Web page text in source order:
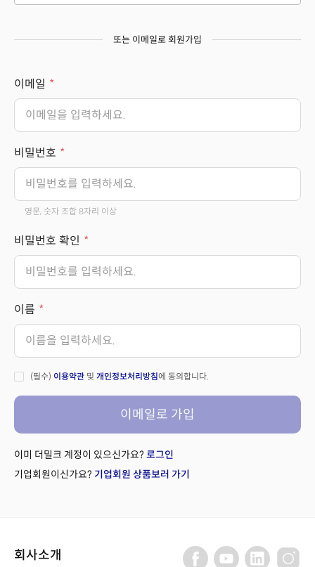
또는 이메일로 회원가입
이메일
비밀번호
영문, 숫자 조합 8자리 이상
비밀번호 확인
이름
(필수) 이용약관 및 개인정보처리방침에 동의합니다.
이메일로 가입
이미 더밀크 계정이 있으신가요? 로그인
기업회원이신가요? 기업회원 상품보러 가기
회사소개